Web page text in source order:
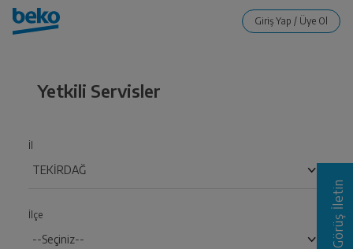
Yetkili Servisler
İl
İlçe Görüş İletin